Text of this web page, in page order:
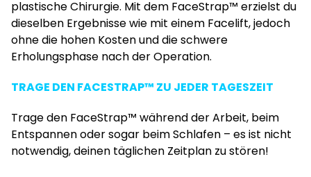
plastische Chirurgie. Mit dem FaceStrap™ erzielst du
dieselben Ergebnisse wie mit einem Facelift, jedoch
ohne die hohen Kosten und die schwere
Erholungsphase nach der Operation.
TRAGE DEN FACESTRAP™ ZU JEDER TAGESZEIT
Trage den FaceStrap™ während der Arbeit, beim
Entspannen oder sogar beim Schlafen – es ist nicht
notwendig, deinen täglichen Zeitplan zu stören!